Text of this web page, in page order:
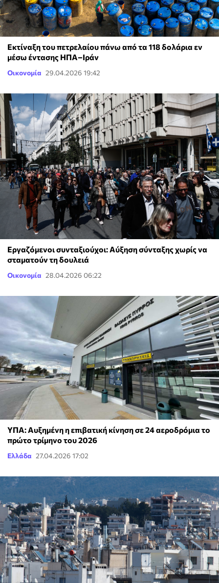
Εκτίναξη του πετρελαίου πάνω από τα 118 δολάρια εν
μέσω έντασης ΗΠΑ–Ιράν
Οικονομία 29.04.2026 19:42
Εργαζόμενοι συνταξιούχοι: Αύξηση σύνταξης χωρίς να
σταματούν τη δουλειά
Οικονομία 28.04.2026 06:22
ΥΠΑ: Αυξημένη η επιβατική κίνηση σε 24 αεροδρόμια το
πρώτο τρίμηνο του 2026
Ελλάδα 27.04.2026 17:02